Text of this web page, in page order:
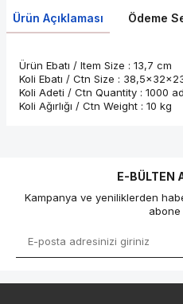
Ürün Açıklaması Ödeme
Ürün Ebatı / Item Size : 13,7 cm
Koli Ebatı / Ctn Size :
Koli Adeti / Ctn Quantity : 1000
Koli Ağırlığı / Ctn Weight : 10 kg
E-BÜLTEN
Kampanya ve yeniliklerden
abone